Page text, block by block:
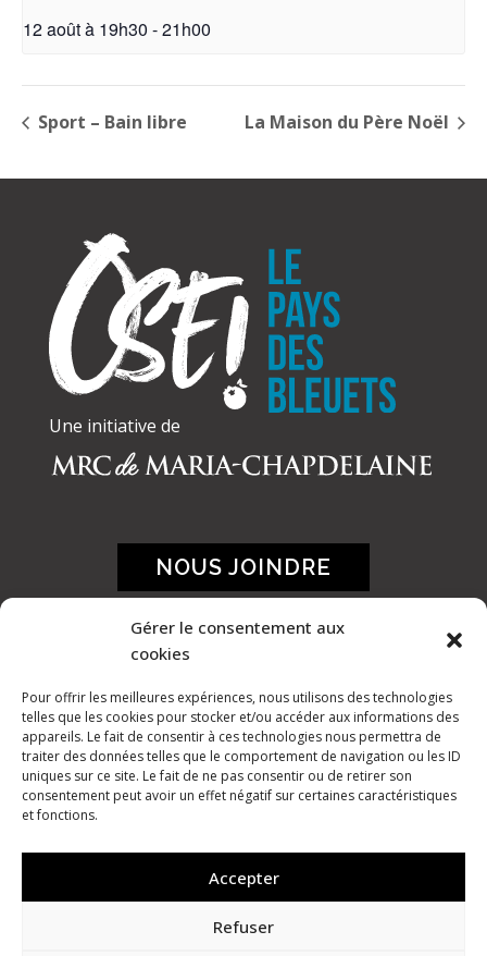
Gérer le consentement aux
cookies
Pour offrir les meilleures expériences, nous utilisons des technologies
telles que les cookies pour stocker et/ou accéder aux informations des
appareils. Le fait de consentir à ces technologies nous permettra de
traiter des données telles que le comportement de navigation ou les ID
uniques sur ce site. Le fait de ne pas consentir ou de retirer son
consentement peut avoir un effet négatif sur certaines caractéristiques
et fonctions.
Accepter
Refuser
12 août à 19h30 -21h00
Sport – Bain libre La Maison du Père Noël
Une initiative de
NOUS JOINDRE